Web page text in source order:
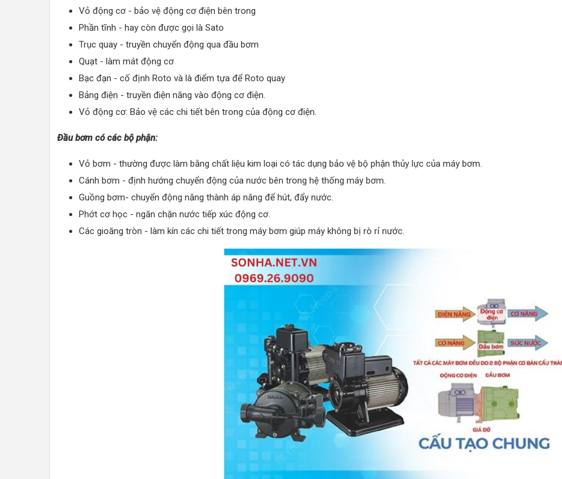
Vỏ động cơ - bảo vệ động cơ điện bên trong
Phần tĩnh - hay còn được gọi là Sato
Trục quay - truyền chuyển động qua đầu bơm
Quạt - làm mát động cơ
Bạc đạn - cố định Roto và là điểm tựa để Roto quay
Bảng điện - truyền điện năng vào động cơ điện.
Vỏ động cơ: Bảo vệ các chi tiết bên trong của động cơ điện.
Đầu bơm có các bộ phận:
Vỏ bơm - thường được làm bằng chất liệu kim loại có tác dụng bảo vệ bộ phận thủy lực của máy bơm.
Cánh bơm - định hướng chuyển động của nước bên trong hệ thống máy bơm.
Guồng bơm- chuyển động năng thành áp năng để hút, đẩy nước.
Phớt cơ học - ngăn chặn nước tiếp xúc động cơ.
Các gioăng tròn - làm kín các chi tiết trong máy bơm giúp máy không bị rò rỉ nước.